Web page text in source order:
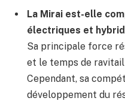
La Mirai est-elle
électriques et
Sa principale force
et le temps de
Cependant, sa
développement du